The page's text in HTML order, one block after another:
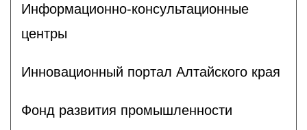
Информационно-консультационные
центры
Инновационный портал Алтайского края
Фонд развития промышленности